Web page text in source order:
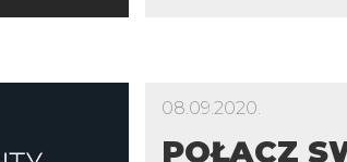
08.09.2020.
POŁĄCZ